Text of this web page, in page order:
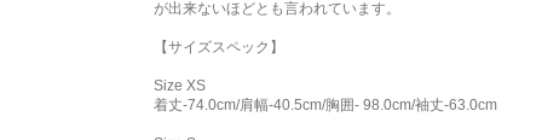
が出来ないほどとも言われています。
【サイズスペック】
Size XS
着丈-74.0cm/肩幅-40.5cm/胸囲- 98.0cm/袖丈-63.0cm